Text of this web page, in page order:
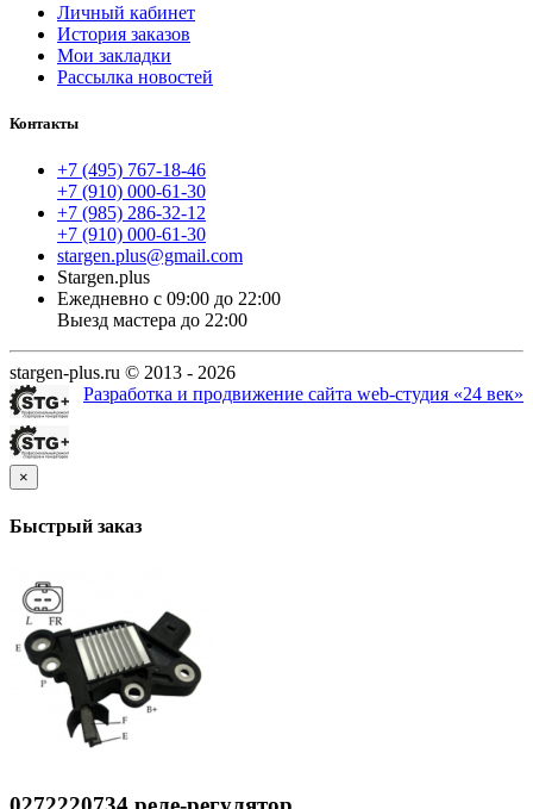
Личный кабинет
История заказов
Мои закладки
Рассылка новостей
Контакты
+7 (495) 767-18-46
+7 (910) 000-61-30
+7 (985) 286-32-12
+7 (910) 000-61-30
stargen.plus@gmail.com
Stargen.plus
Ежедневно с 09:00 до 22:00
Выезд мастера до 22:00
stargen-plus.ru © 2013 - 2026
Разработка и продвижение сайта web-студия «24 век»
×
Быстрый заказ